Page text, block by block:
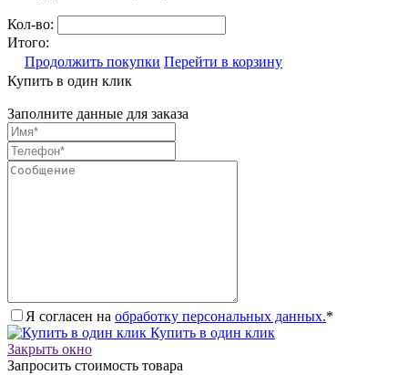
Кол-во:
Итого:
Продолжить покупки Перейти в корзину
Купить в один клик
Заполните данные для заказа
Я согласен на обработку персональных данных.*
Купить в один клик
Закрыть окно
Запросить стоимость товара